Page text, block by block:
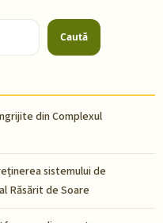
Caută
din Complexul
sistemului de
Răsărit de Soare